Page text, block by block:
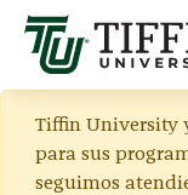
Tiffin University
para sus
seguimos